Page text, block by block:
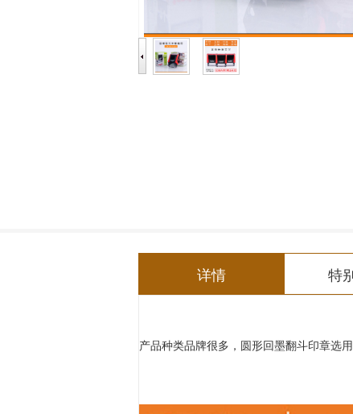
详情 特
产品种类品牌很多，圆形回墨翻斗印章选